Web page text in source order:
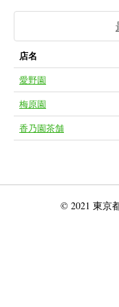
店名
愛野園
梅原園
香乃園茶舗
© 2021 東京